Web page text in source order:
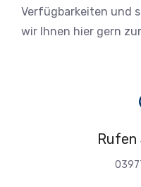
Verfügbarkeiten und
wir Ihnen hier gern
Rufen